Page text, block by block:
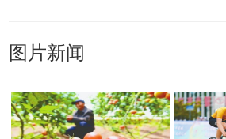
图片新闻